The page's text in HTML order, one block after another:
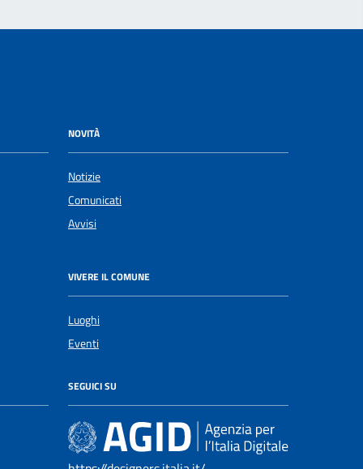
NOVITÀ
Notizie
Comunicati
Avvisi
VIVERE IL COMUNE
Luoghi
Eventi
SEGUICI SU